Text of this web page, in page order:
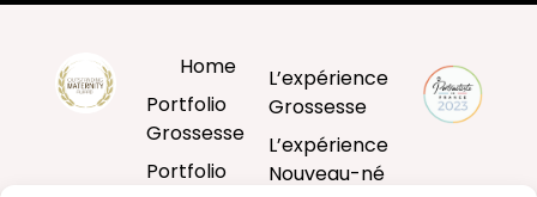
Home
Portfolio
Grossesse
Portfolio
L’expérience
Grossesse
L’expérience
Nouveau-né